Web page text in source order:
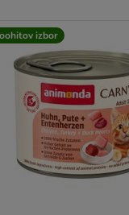
izbor